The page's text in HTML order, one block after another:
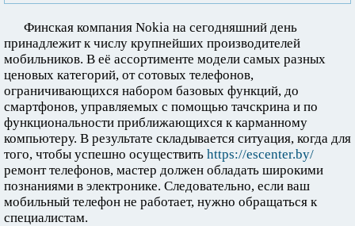
Финская компания Nokia на сегодняшний день
принадлежит к числу крупнейших производителей
мобильников. В её ассортименте модели самых разных
ценовых категорий, от сотовых телефонов,
ограничивающихся набором базовых функций, до
смартфонов, управляемых с помощью тачскрина и по
функциональности приближающихся к карманному
компьютеру. В результате складывается ситуация, когда для
того, чтобы успешно осуществить https://escenter.by/
ремонт телефонов, мастер должен обладать широкими
познаниями в электронике. Следовательно, если ваш
мобильный телефон не работает, нужно обращаться к
специалистам.